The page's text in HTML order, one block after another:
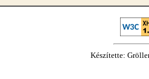
Készítette: